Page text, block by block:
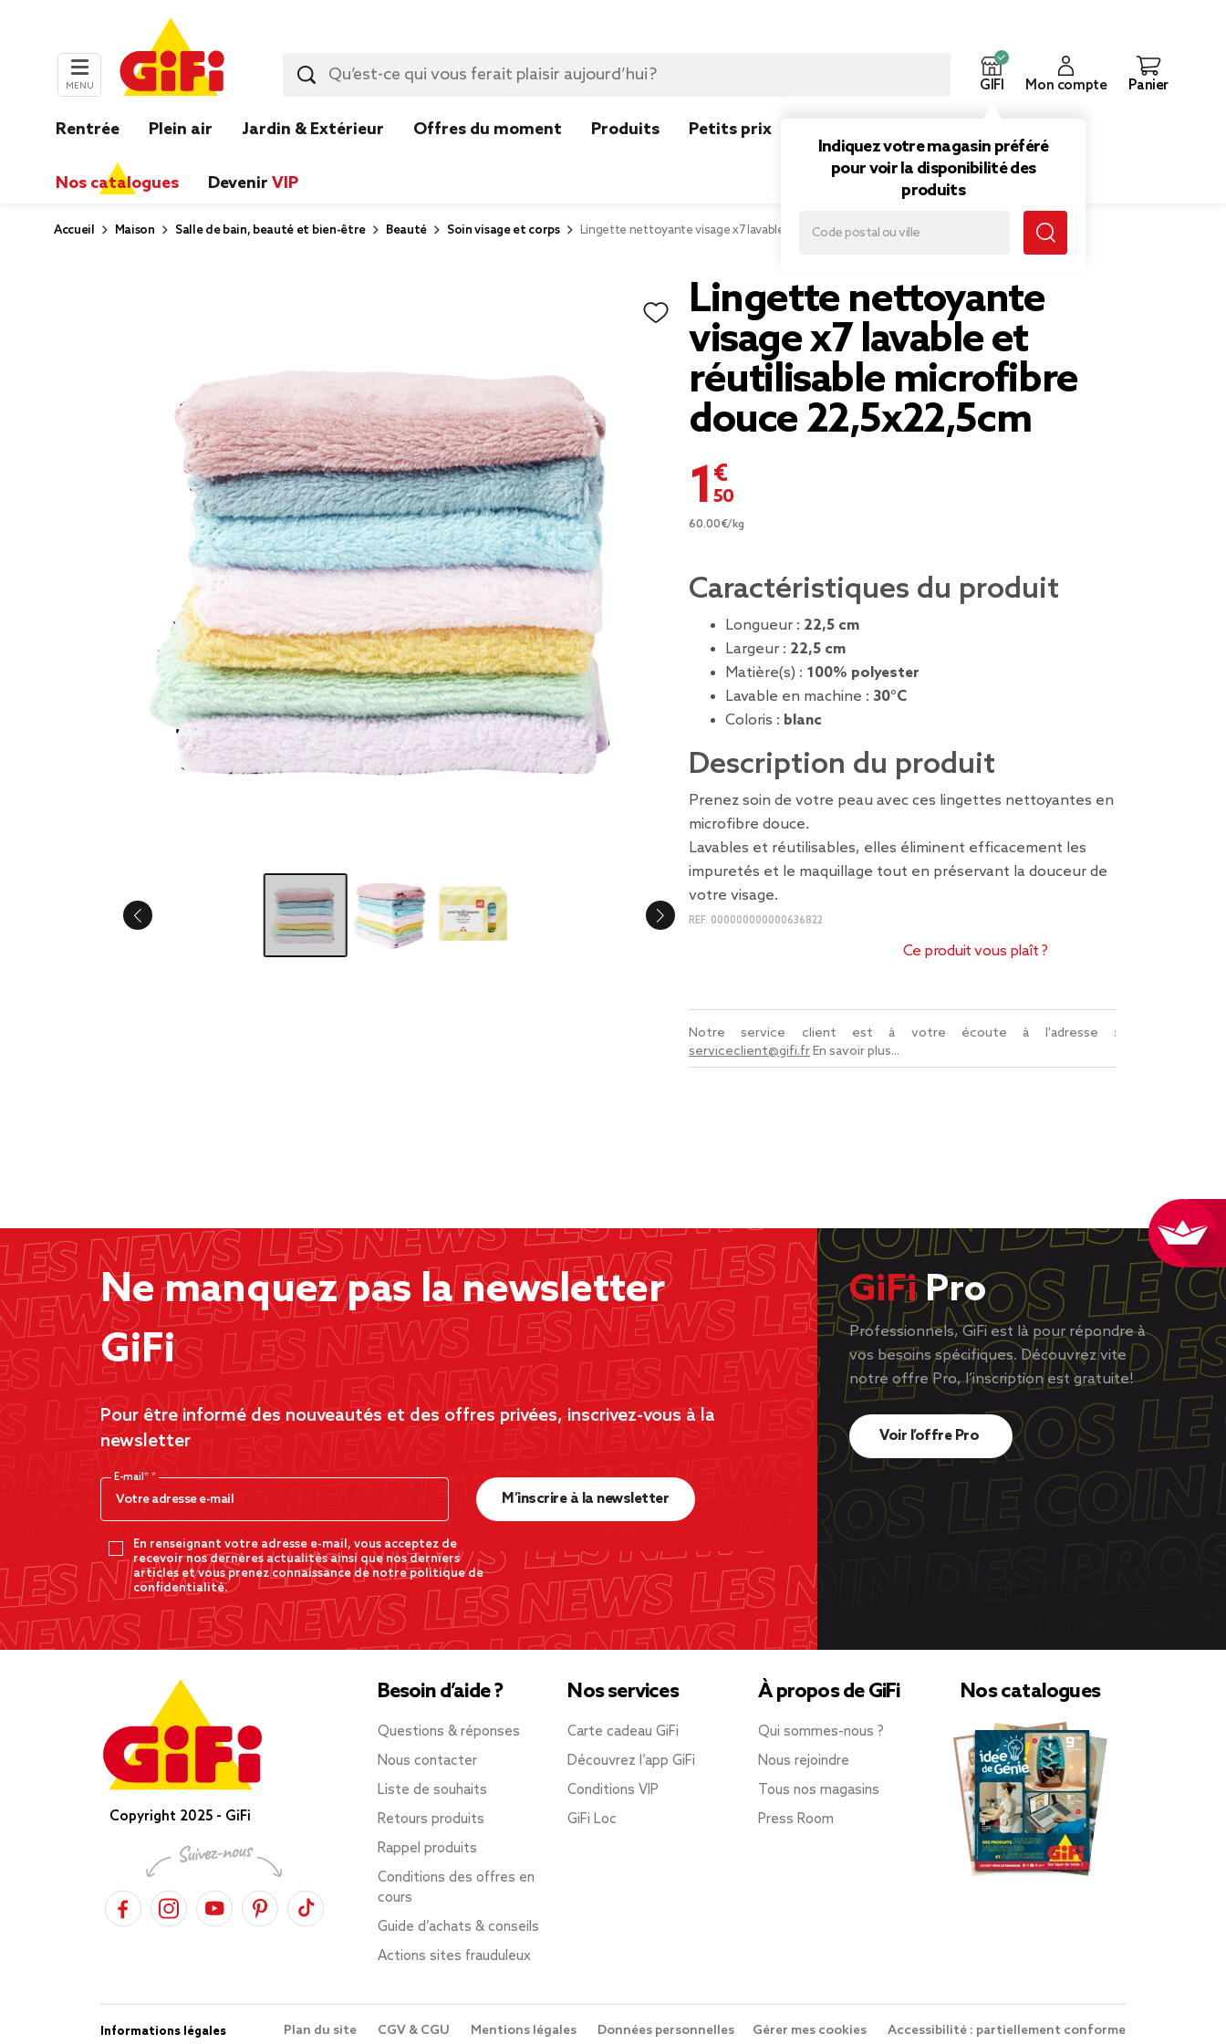
MENU GIFI
Indiquez votre magasin préféré
pour voir la disponibilité des
produits
Mon compte Panier
Rentrée Plein air Jardin & Extérieur Offres du moment Produits Petits prix
Nos catalogues Devenir VIP
Accueil Maison Salle de bain, beauté et bien-être Beauté Soin visage et corps Lingette nettoyante visage x7 lavable et réutilisable microfibre douce 22,5x22,5cm
Lingette nettoyante
visage x7 lavable et
réutilisable microfibre
douce 22,5x22,5cm
1,50 €
60.00€/kg
Caractéristiques du produit
Longueur : 22,5 cm
Largeur : 22,5 cm
Matière(s) : 100% polyester
Lavable en machine : 30°C
Coloris : blanc
Description du produit
Prenez soin de votre peau avec ces lingettes nettoyantes en
microfibre douce.
Lavables et réutilisables, elles éliminent efficacement les
impuretés et le maquillage tout en préservant la douceur de
votre visage.
REF. 000000000000636822
Ce produit vous plaît ?
Notre service client est à votre écoute à l'adresse :
serviceclient@gifi.frEn savoir plus...
Ne manquez pas la newsletter
GiFi
Pour être informé des nouveautés et des offres privées, inscrivez-vous à la
newsletter
E-mail*
En renseignant votre adresse e-mail, vous acceptez de
recevoir nos dernères actualités ainsi que nos derniers
articles et vous prenez connaissance de notre politique de
confidentialité.
M’inscrire à la newsletter
GiFiPro
Professionnels, GiFi est là pour répondre à
vos besoins spécifiques. Découvrez vite
notre offre Pro, l’inscription est gratuite!
Voir l’offre Pro
Copyright 2025 - GiFi
Besoin d’aide ?
Questions & réponses
Nous contacter
Liste de souhaits
Retours produits
Rappel produits
Conditions des offres en
cours
Guide d’achats & conseils
Actions sites frauduleux
Nos services
Carte cadeau GiFi
Découvrez l’app GiFi
Conditions VIP
GiFi Loc
À propos de GiFi
Qui sommes-nous ?
Nous rejoindre
Tous nos magasins
Press Room
Nos catalogues
Informations légales Plan du site CGV & CGU Mentions légales Données personnelles Gérer mes cookies Accessibilité : partiellement conforme